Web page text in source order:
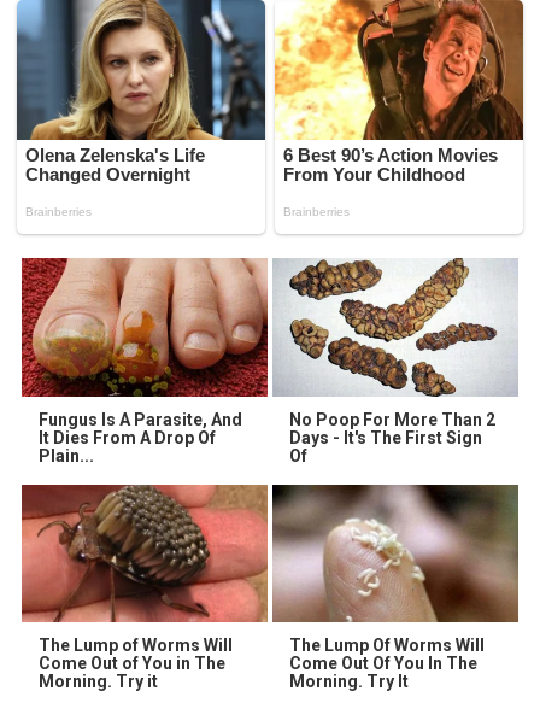
Fungus Is A Parasite, And
It Dies From A Drop Of
Plain...
No Poop For More Than 2
Days - It's The First Sign
Of
The Lump of Worms Will
Come Out of You in The
Morning. Try it
The Lump Of Worms Will
Come Out Of You In The
Morning. Try It